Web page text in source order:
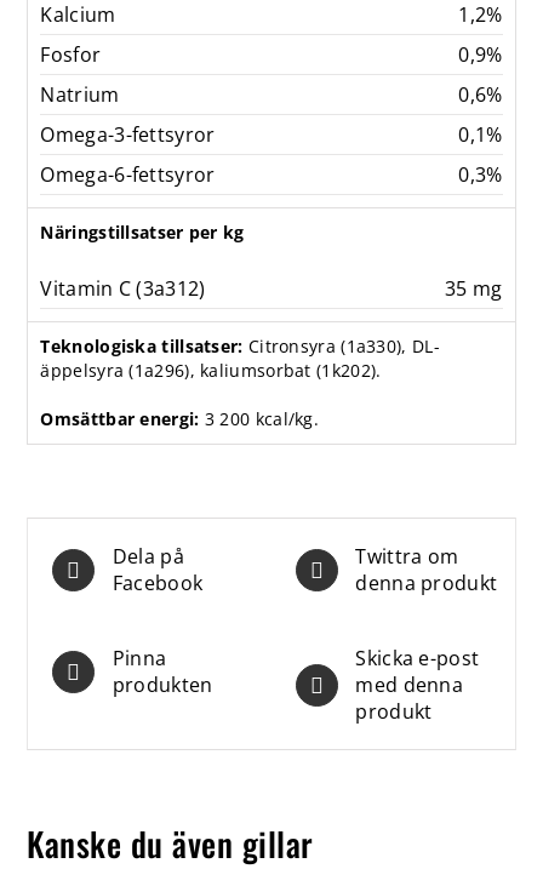
Kalcium
1,2%
Fosfor
0,9%
Natrium
0,6%
Omega-3-fettsyror
0,1%
Omega-6-fettsyror
0,3%
Näringstillsatser per kg
Vitamin C (3a312) 35 mg
Teknologiska tillsatser: Citronsyra (1a330), DL-
äppelsyra (1a296), kaliumsorbat (1k202).
Omsättbar energi: 3 200 kcal/kg.
Dela på
Facebook
Twittra om
denna produkt
Pinna
produkten
Skicka e-post
med denna
produkt
Kanske du även gillar